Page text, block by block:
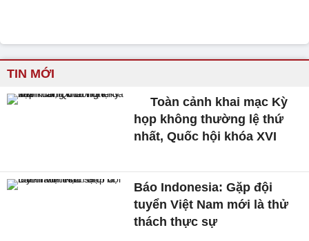
TIN MỚI
Toàn cảnh khai mạc Kỳ
họp không thường lệ thứ
nhất, Quốc hội khóa XVI
Báo Indonesia: Gặp đội
tuyển Việt Nam mới là thử
thách thực sự